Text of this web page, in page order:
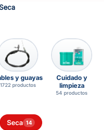
seca
y guayas
1722 productos
Cuidado y
limpieza
54 productos
Seca 14